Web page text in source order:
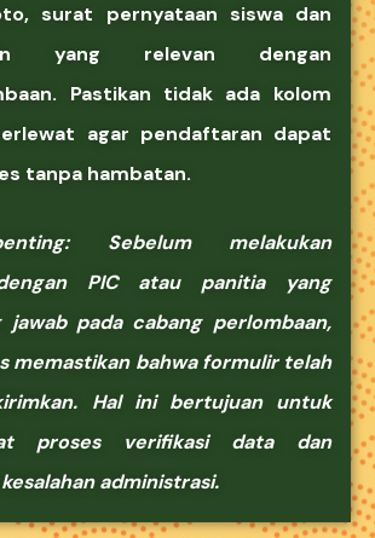
surat pernyataan siswadan
yang relevan dengan
Pastikan tidak ada kolom
agar pendaftaran dapat
tanpa hambatan.
Sebelum melakukan
PIC atau panitia yang
jawab pada cabang perlombaan,
memastikan bahwa formulir telah
Hal ini bertujuan untuk
proses verifikasi data dan
administrasi.